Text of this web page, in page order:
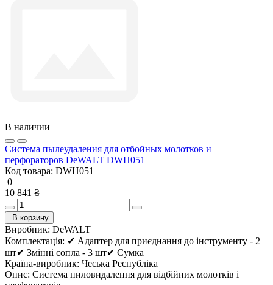
В наличии
Система пылеудаления для отбойных молотков и
перфораторов DeWALT DWH051
Код товара: DWH051
0
10 841 ₴
В корзину
Виробник: DeWALT
Комплектація: ✔ Адаптер для приєднання до інструменту - 2
шт✔ Змінні сопла - 3 шт✔ Сумка
Країна-виробник: Чеська Республіка
Опис: Система пиловидалення для відбійних молотків і